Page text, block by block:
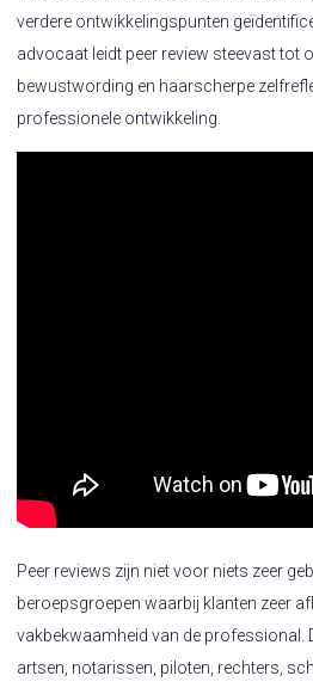
verdere ontwikkelingspunten
advocaat leidt peer review steevast tot
bewustwording en haarscherpe
professionele ontwikkeling.
Peer reviews zijn niet voor niets zeer
beroepsgroepen waarbij klanten zeer
vakbekwaamheid van de professional.
artsen, notarissen, piloten, rechters,